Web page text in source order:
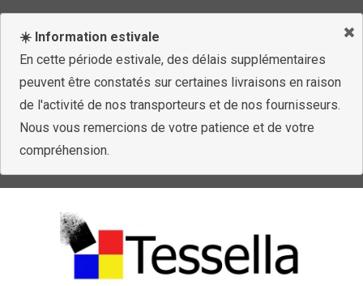
☀️ Information estivale
En cette période estivale, des délais supplémentaires
peuvent être constatés sur certaines livraisons en raison
de l'activité de nos transporteurs et de nos fournisseurs.
Nous vous remercions de votre patience et de votre
compréhension.